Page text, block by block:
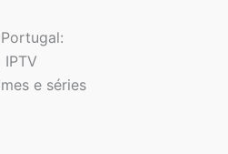
e séries